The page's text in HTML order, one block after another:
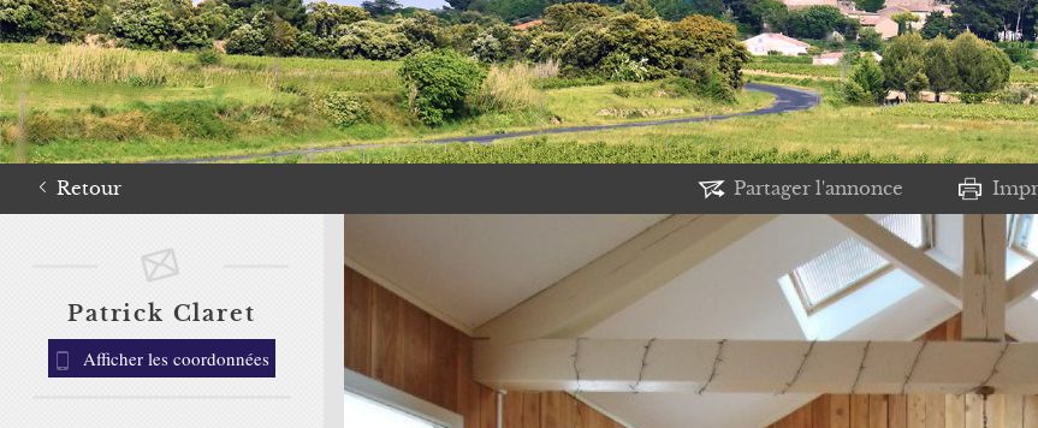
Retour Partager l'annonce
Patrick Claret
Afficher les coordonnées